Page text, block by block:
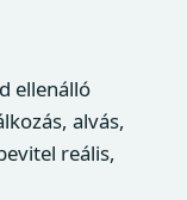
ellenálló
alvás,
reális,